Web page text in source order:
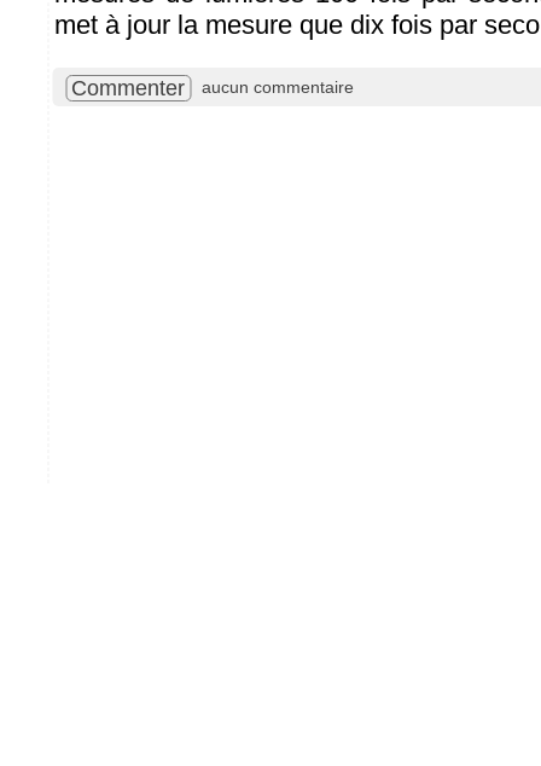
met à jour la mesure que dix fois par
Commenter aucun commentaire